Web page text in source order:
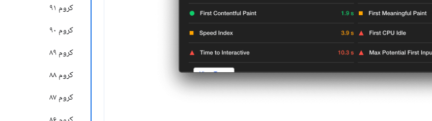
کروم ۹۱
کروم ۹۰
کروم ۸۹
کروم ۸۸
کروم ۸۷